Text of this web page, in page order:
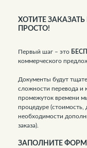
ХОТИТЕ
ПРОСТО!
Первый шаг – это
коммерческого
Документы будут
сложности перевода и
промежуток времени
процедуре (стоимость,
необходимости
заказа).
ЗАПОЛНИТЕ